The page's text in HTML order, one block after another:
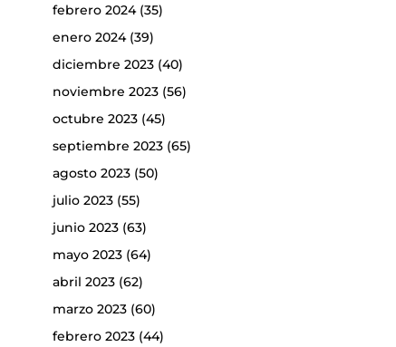
febrero 2024(35)
enero 2024(39)
diciembre 2023(40)
noviembre 2023(56)
octubre 2023(45)
septiembre 2023(65)
agosto 2023(50)
julio 2023(55)
junio 2023(63)
mayo 2023(64)
abril 2023(62)
marzo 2023(60)
febrero 2023(44)